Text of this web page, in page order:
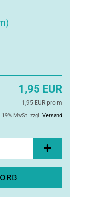
1,95 EUR
1,95 EUR pro m
19% MwSt. zzgl. Versand